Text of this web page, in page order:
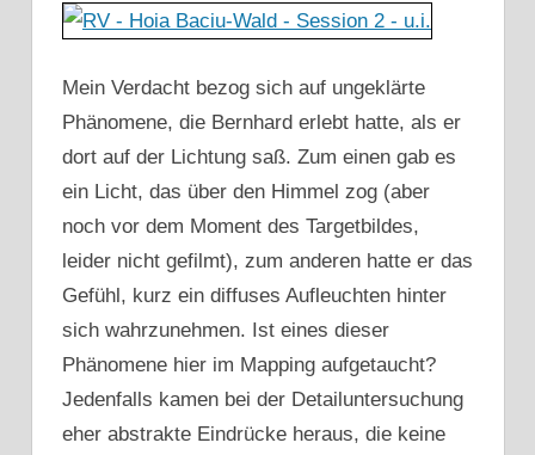
Mein Verdacht bezog sich auf ungeklärte
Phänomene, die Bernhard erlebt hatte, als er
dort auf der Lichtung saß. Zum einen gab es
ein Licht, das über den Himmel zog (aber
noch vor dem Moment des Targetbildes,
leider nicht gefilmt), zum anderen hatte er das
Gefühl, kurz ein diffuses Aufleuchten hinter
sich wahrzunehmen. Ist eines dieser
Phänomene hier im Mapping aufgetaucht?
Jedenfalls kamen bei der Detailuntersuchung
eher abstrakte Eindrücke heraus, die keine